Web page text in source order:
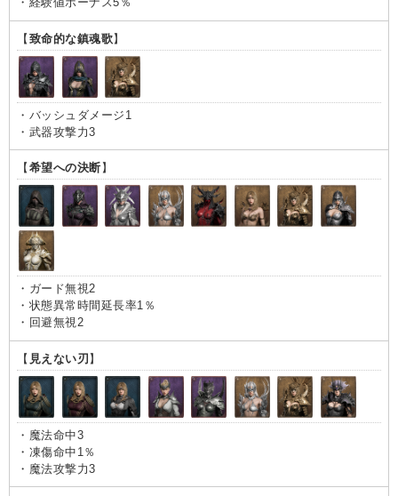
【 致命的な鎮魂歌】
・バッシュダメージ1
・武器攻撃力3
【 希望への決断 】
・ガード無視2
・状態異常時間延長率1％
・回避無視2
【 見えない刃 】
・魔法命中3
・凍傷命中1％
・魔法攻撃力3